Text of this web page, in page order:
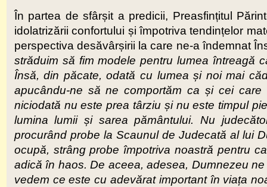
În partea de sfârșit a predicii, Preasfințitul
idolatrizării confortului și împotriva tendințelor
perspectiva desăvârșirii la care ne-a îndemnat
străduim să fim modele pentru lumea întreagă
Însă, din păcate, odată cu lumea și noi mai
apucându-ne să ne comportăm ca și cei
niciodată nu este prea târziu și nu este timpul
lumina lumii și sarea pământului. Nu
procurând probe la Scaunul de Judecată al lui
ocupă, strâng probe împotriva noastră pentru
adică în haos. De aceea, adesea, Dumnezeu
vedem ce este cu adevărat important în viața